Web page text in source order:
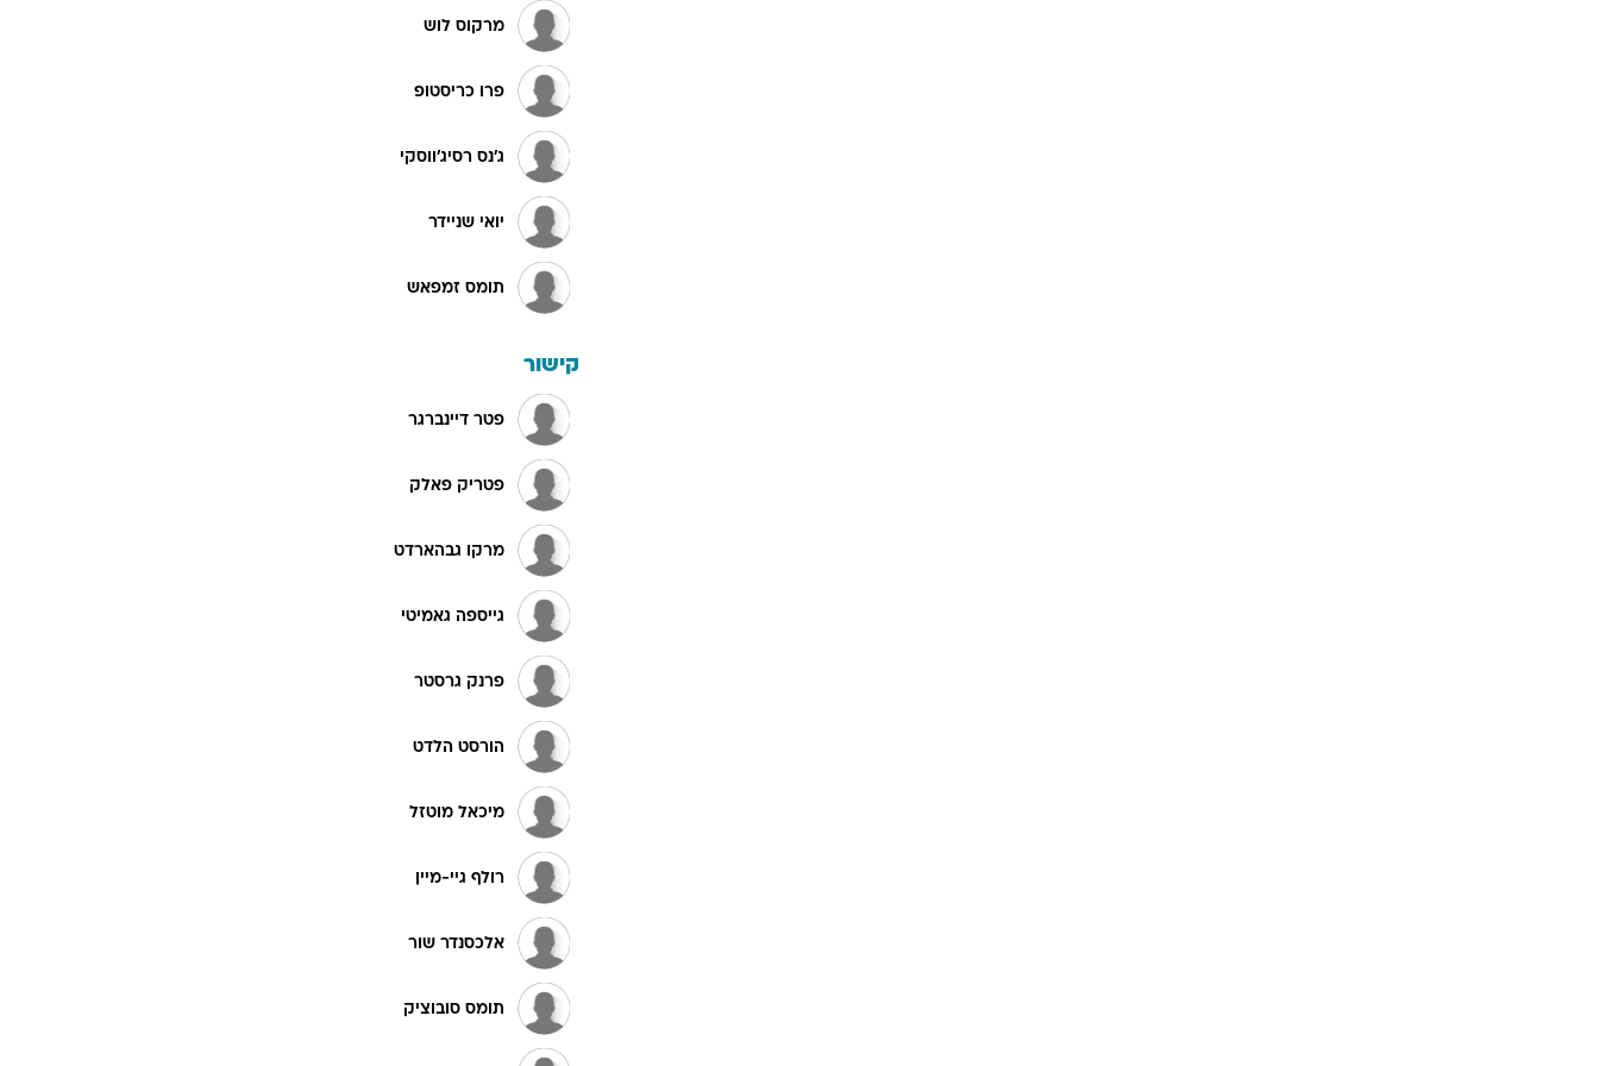
מרקוס לוש
פרו כריסטופ
ג'נס רסיג'ווסקי
יואי שניידר
תומס זמפאש
קישור
פטר דיינברגר
פטריק פאלק
מרקו גבהארדט
גייספה גאמיטי
פרנק גרסטר
הורסט הלדט
מיכאל מוטזל
רולף גיי-מיין
אלכסנדר שור
תומס סובוציק